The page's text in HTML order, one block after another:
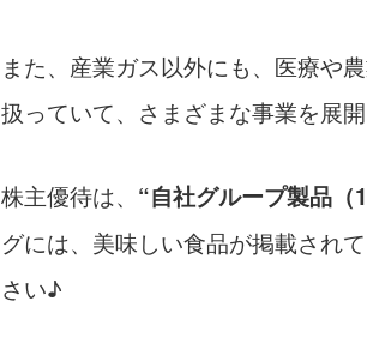
また、産業ガス以外にも、医療や
扱っていて、さまざまな事業を展開
株主優待は、 “自社グループ製品（
グには、美味しい食品が掲載され
さい♪